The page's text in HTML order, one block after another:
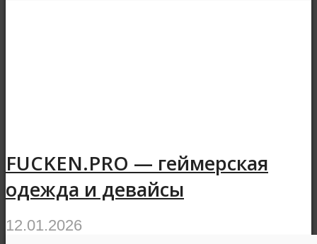
FUCKEN.PRO — геймерская
одежда и девайсы
12.01.2026